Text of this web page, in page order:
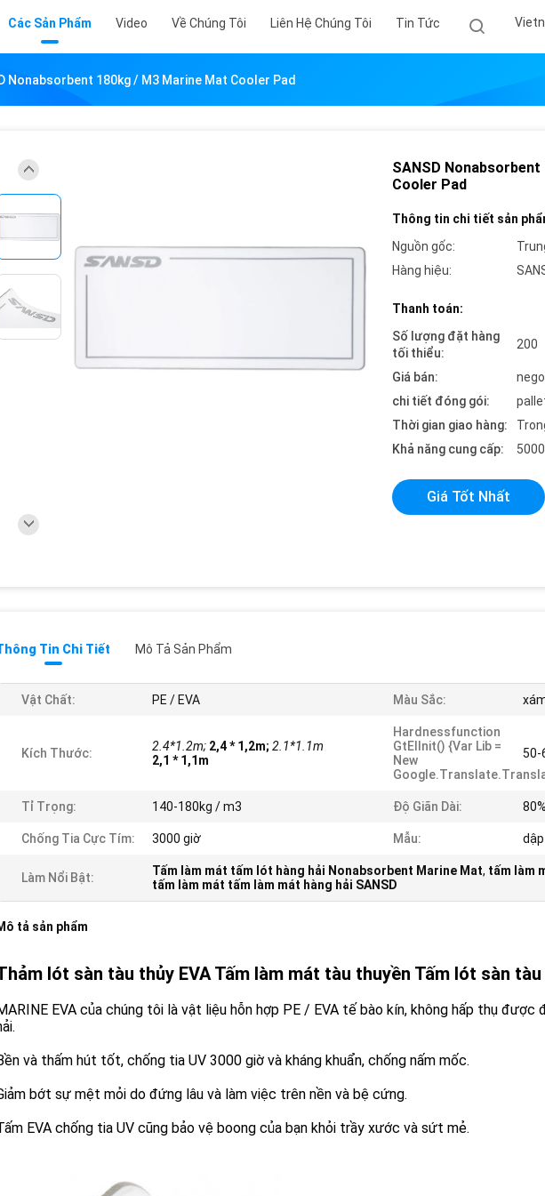
Các Sản Phẩm Video Về Chúng Tôi Liên Hệ Chúng Tôi Tin Tức
Nonabsorbent 180kg / M3 Marine Mat Cooler Pad
SANSD
Cooler Pad
Thông tin chi tiết sản
Nguồn gốc:
Hàng hiệu:
Thanh toán:
Số lượng đặt hàng
tối thiểu:
200
Giá bán:
chi tiết đóng gói:
Thời gian giao hàng:
Khả năng cung cấp:
Giá Tốt Nhất
Tin Chi Tiết Mô Tả Sản Phẩm
Vật Chất: PE / EVA Màu Sắc:
Kích Thước: 2.4*1.2m; 2,4 * 1,2m; 2.1*1.1m
2,1 * 1,1m
Hardnessfunction
GtElInit() {var Lib =
New
50-
Tỉ Trọng: 140-180kg / m3 Độ Giãn Dài:
Chống Tia Cực Tím: 3000 giờ Mẫu:
Làm Nổi Bật: Tấm làm mát tấm lót hàng hải Nonabsorbent Marine Mat, tấm làm
tấm làm mát tấm làm mát hàng hải SANSD
tả sản phẩm
lót sàn tàu thủy EVA Tấm làm mát tàu thuyền Tấm lót sàn tàu
EVA của chúng tôi là vật liệu hỗn hợp PE / EVA tế bào kín, không hấp thụ được
và thấm hút tốt, chống tia UV 3000 giờ và kháng khuẩn, chống nấm mốc.
bớt sự mệt mỏi do đứng lâu và làm việc trên nền và bệ cứng.
EVA chống tia UV cũng bảo vệ boong của bạn khỏi trầy xước và sứt mẻ.